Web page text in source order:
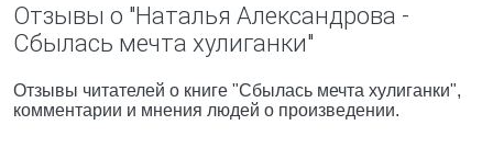
Отзывы о "Наталья Александрова -
Сбылась мечта хулиганки"
Отзывы читателей о книге "Сбылась мечта хулиганки",
комментарии и мнения людей о произведении.